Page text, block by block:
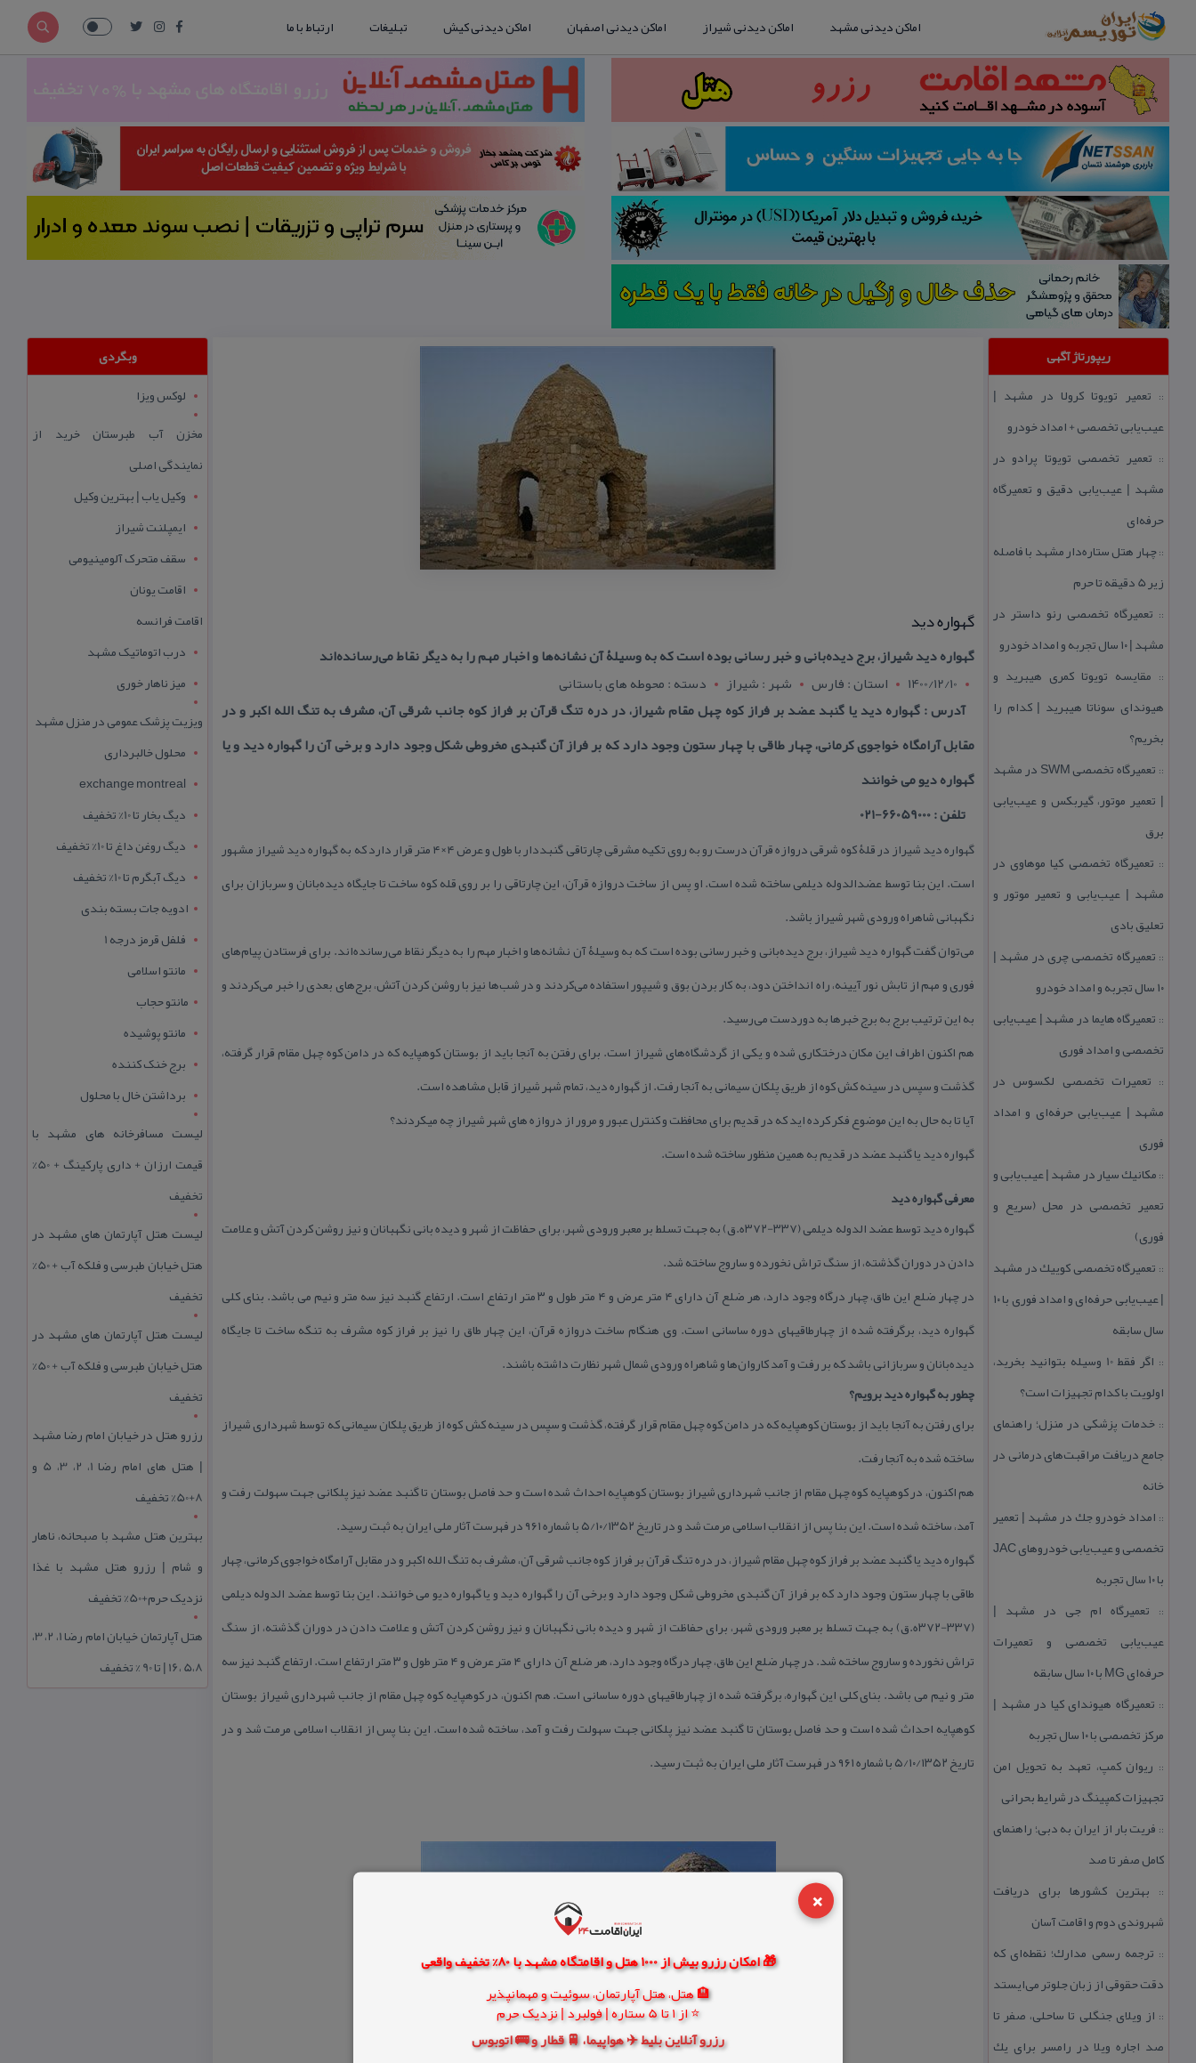
×
🎁 امکان رزرو بیش از 1000 هتل و اقامتگاه مشهد با 80% تخفیف واقعی
🏨 هتل، هتل آپارتمان، سوئیت و مهمانپذیر
⭐ از 1 تا 5 ستاره | فولبرد | نزدیک حرم
رزرو آنلاین بلیط ✈️ هواپیما، 🚆 قطار و 🚌 اتوبوس
اماکن دیدنی مشهد اماکن دیدنی شیراز اماکن دیدنی اصفهان اماکن دیدنی کیش تبلیغات ارتباط با ما
ریپورتاژ آگهی
:: تعمیر تویوتا كرولا در مشهد |
عیب‌یابی تخصصی + امداد خودرو
:: تعمیر تخصصی تویوتا پرادو در
مشهد | عیب‌یابی دقیق و تعمیرگاه
حرفه‌ای
::چهار هتل‌ ستاره‌دار مشهد با فاصله
زیر 5 دقیقه تا حرم
:: تعمیرگاه تخصصی رنو داستر در
مشهد | ۱۰ سال تجربه و امداد خودرو
:: مقایسه تویوتا كمری هیبرید و
هیوندای سوناتا هیبرید | كدام را
بخریم؟
::
تعمیرگاه تخصصی SWM در مشهد
| تعمیر موتور، گیربكس و عیب‌یابی
برق
:: تعمیرگاه تخصصی كیا موهاوی در
مشهد | عیب‌یابی و تعمیر موتور و
تعلیق بادی
:: تعمیرگاه تخصصی چری در مشهد |
۱۰ سال تجربه و امداد خودرو
:: تعمیرگاه هایما در مشهد | عیب‌یابی
تخصصی و امداد فوری
:: تعمیرات تخصصی لكسوس در
مشهد | عیب‌یابی حرفه‌ای و امداد
فوری
:: مكانیك سیار در مشهد | عیب‌یابی و
تعمیر تخصصی در محل (سریع و
فوری)
:: تعمیرگاه تخصصی كوییك در مشهد
| عیب‌یابی حرفه‌ای و امداد فوری با ۱۰
سال سابقه
::
اگر فقط 10 وسیله بتوانید بخرید،
اولویت با كدام تجهیزات است؟
:: خدمات پزشكی در منزل؛ راهنمای
جامع دریافت مراقبت‌های درمانی در
خانه
:: امداد خودرو جك در مشهد | تعمیر
تخصصی و عیب‌یابی خودروهای JAC
با ۱۰ سال تجربه
:: تعمیرگاه ام جی در مشهد |
عیب‌یابی تخصصی و تعمیرات
حرفه‌ای MG با ۱۰ سال سابقه
:: تعمیرگاه هیوندای كیا در مشهد |
مركز تخصصی با ۱۰ سال تجربه
:: ریوان كمپ، تعهد به تحویل امن
تجهیزات كمپینگ در شرایط بحرانی
:: فریت بار از ایران به دبی؛ راهنمای
كامل صفر تا صد
:: بهترین كشورها برای دریافت
شهروندی دوم و اقامت آسان
:: ترجمه رسمی مدارك؛ نقطه‌ای كه
دقت حقوقی از زبان جلوتر می‌ایستد
:: از ویلای جنگلی تا ساحلی، صفر تا
صد اجاره ویلا در رامسر برای یك
گهواره دید
گهواره دید شیراز، برج دیده‌‌بانی و خبر رسانی بوده است كه به وسیلۀ آن نشانه‌ها و اخبار مهم را به دیگر نقاط می‌رسانده‌اند
1400/12/10
استان : فارس شهر : شيراز
دسته : محوطه های باستانی
آدرس : گهواره دید یا گنبد عضد بر فراز كوه چهل مقام شیراز، در دره تنگ قرآن بر فراز كوه جانب شرقی آن، مشرف به تنگ الله اكبر و در
مقابل آرامگاه خواجوی كرمانی، چهار طاقی با چهار ستون وجود دارد كه بر فراز آن گنبدی مخروطی شكل وجود دارد و برخی آن را گهواره دید و یا
گهواره دیو می خوانند
تلفن : 66059000-021
گهواره دید شیراز در قلۀ كوه شرقی دروازه قرآن درست رو به روی تكیه مشرقی چارتاقی گنبددار با طول و عرض ۴×۴ متر قرار دارد كه به گهواره دید شیراز مشهور
است. این بنا توسط عضدالدوله دیلمی ساخته شده است. او پس از ساخت دروازه قرآن، این چارتاقی را بر روی قله كوه ساخت تا جایگاه دیده‌بانان و سربازان برای
نگهبانی شاهراه ورودی شهر شیراز باشد.
می‌توان گفت گهواره دید شیراز، برج دیده‌‌بانی و خبر رسانی بوده است كه به وسیلۀ آن نشانه‌ها و اخبار مهم را به دیگر نقاط می‌رسانده‌اند. برای فرستادن پیام‌‌های
فوری و مهم از تابش نور آیینه، راه انداختن دود، به كار بردن بوق و شیپور استفاده می‌كردند و در شب‌ها نیز با روشن كردن آتش، برج‌‌های بعدی را خبر می‌كردند و
به این ترتیب برج به برج خبرها به دوردست می‌‌رسید.
هم اكنون اطراف این مكان درختكاری شده و یكی از گردشگاه‌‌های شیراز است. برای رفتن به آنجا باید از بوستان كوهپایه كه در دامن كوه چهل مقام قرار گرفته،
گذشت و سپس در سینه كش كوه از طریق پلكان سیمانی به آنجا رفت. از گهواره دید، تمام شهر شیراز قابل مشاهده است.
آیا تا به حال به این موضوع فكر كرده اید كه در قدیم برای محافظت و كنترل عبور و مرور از دروازه های شهر شیراز چه میكردند؟
گهواره دید یا گنبد عضد در قدیم به همین منظور ساخته شده است.
معرفی گهواره دید
گهواره دید توسط عضد الدوله دیلمی (۳۳۷-۳۷۲ه.ق) به جهت تسلط بر معبر ورودی شهر، برای حفاظت از شهر و دیده بانی نگهبانان و نیز روشن كردن آتش و علامت
دادن در دوران گذشته، از سنگ تراش نخورده و ساروج ساخته شد.
در چهار ضلع این طاق، چهار درگاه وجود دارد، هر ضلع آن دارای ۴ متر عرض و ۴ متر طول و ۳ متر ارتفاع است. ارتفاع گنبد نیز سه متر و نیم می باشد. بنای كلی
گهواره دید، برگرفته شده از چهارطاقیهای دوره ساسانی است. وی هنگام ساخت دروازه قرآن، این چهار طاق را نیز بر فراز كوه مشرف به تنگه ساخت تا جایگاه
دیده‌بانان و سربازانی باشد كه بر رفت و آمد كاروان‌ها و شاهراه ورودی شمال شهر نظارت داشته باشند.
چطور به گهواره دید برویم؟
برای رفتن به آنجا باید از بوستان كوهپایه كه در دامن كوه چهل مقام قرار گرفته، گذشت و سپس در سینه كش كوه از طریق پلكان سیمانی كه توسط شهرداری شیراز
ساخته شده به آنجا رفت.
هم اكنون، در كوهپایه كوه چهل مقام از جانب شهرداری شیراز بوستان كوهپایه احداث شده است و حد فاصل بوستان تا گنبد عضد نیز پلكانی جهت سهولت رفت و
آمد، ساخته شده است. این بنا پس از انقلاب اسلامی مرمت شد و در تاریخ ۵/۱۰/۱۳۵۲ با شماره ۹۶۱ در فهرست آثار ملی ایران به ثبت رسید.
گهواره دید یا گنبد عضد بر فراز كوه چهل مقام شیراز، در دره تنگ قرآن بر فراز كوه جانب شرقی آن، مشرف به تنگ الله اكبر و در مقابل آرامگاه خواجوی كرمانی، چهار
طاقی با چهار ستون وجود دارد كه بر فراز آن گنبدی مخروطی شكل وجود دارد و برخی آن را گهواره دید و یا گهواره دیو می خوانند. این بنا توسط عضد الدوله دیلمی
(۳۳۷-۳۷۲ه.ق) به جهت تسلط بر معبر ورودی شهر، برای حفاظت از شهر و دیده بانی نگهبانان و نیز روشن كردن آتش و علامت دادن در دوران گذشته، از سنگ
تراش نخورده و ساروج ساخته شد. در چهار ضلع این طاق، چهار درگاه وجود دارد، هر ضلع آن دارای ۴ متر عرض و ۴ متر طول و ۳ متر ارتفاع است. ارتفاع گنبد نیز سه
متر و نیم می باشد. بنای كلی این گهواره، برگرفته شده از چهارطاقیهای دوره ساسانی است. هم اكنون، در كوهپایه كوه چهل مقام از جانب شهرداری شیراز بوستان
كوهپایه احداث شده است و حد فاصل بوستان تا گنبد عضد نیز پلكانی جهت سهولت رفت و آمد، ساخته شده است. این بنا پس از انقلاب اسلامی مرمت شد و در
تاریخ ۵/۱۰/۱۳۵۲ با شماره ۹۶۱ در فهرست آثار ملی ایران به ثبت رسید.
وبگردی
لوکس ویزا
مخزن آب طبرستان خرید از
نمایندگی اصلی
وکیل یاب | بهترین وکیل
ایمپلنت شیراز
سقف متحرک آلومینیومی
اقامت یونان
اقامت فرانسه
درب اتوماتیک مشهد
میز ناهار خوری
ویزیت پزشک عمومی در منزل مشهد
محلول خالبرداری
exchange montreal
دیگ بخار تا 10% تخفیف
دیگ روغن داغ تا 10% تخفیف
دیگ آبگرم تا 10% تخفیف
ادویه جات بسته بندی
فلفل قرمز درجه 1
مانتو اسلامی
مانتو حجاب
مانتو پوشیده
برج خنک کننده
برداشتن خال با محلول
لیست مسافرخانه های مشهد با
قیمت ارزان + داری پارکینگ + 50%
تخفیف
لیست هتل آپارتمان های مشهد در
هتل خیابان طبرسی و فلکه آب + 50%
تخفیف
لیست هتل آپارتمان های مشهد در
هتل خیابان طبرسی و فلکه آب + 50%
تخفیف
رزرو هتل در خیابان امام رضا مشهد
| هتل‌ های امام رضا 1، 2، 3، 5 و
8+50% تخفیف
بهترین هتل مشهد با صبحانه، ناهار
و شام | رزرو هتل مشهد با غذا
نزدیک حرم+50% تخفیف
هتل آپارتمان خیابان امام رضا 1، 2، 3،
5،8 ،16 | تا 90 % تخفیف